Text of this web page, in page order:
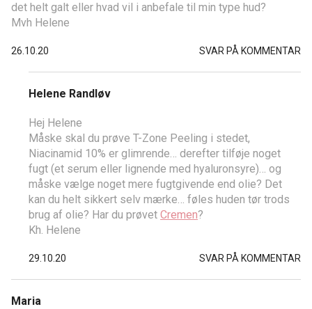
det helt galt eller hvad vil i anbefale til min type hud?
Mvh Helene
26.10.20 SVAR PÅ KOMMENTAR
Helene Randløv
Hej Helene
Måske skal du prøve T-Zone Peeling i stedet,
Niacinamid 10% er glimrende… derefter tilføje noget
fugt (et serum eller lignende med hyaluronsyre)… og
måske vælge noget mere fugtgivende end olie? Det
kan du helt sikkert selv mærke… føles huden tør trods
brug af olie? Har du prøvet Cremen?
Kh. Helene
29.10.20 SVAR PÅ KOMMENTAR
Maria